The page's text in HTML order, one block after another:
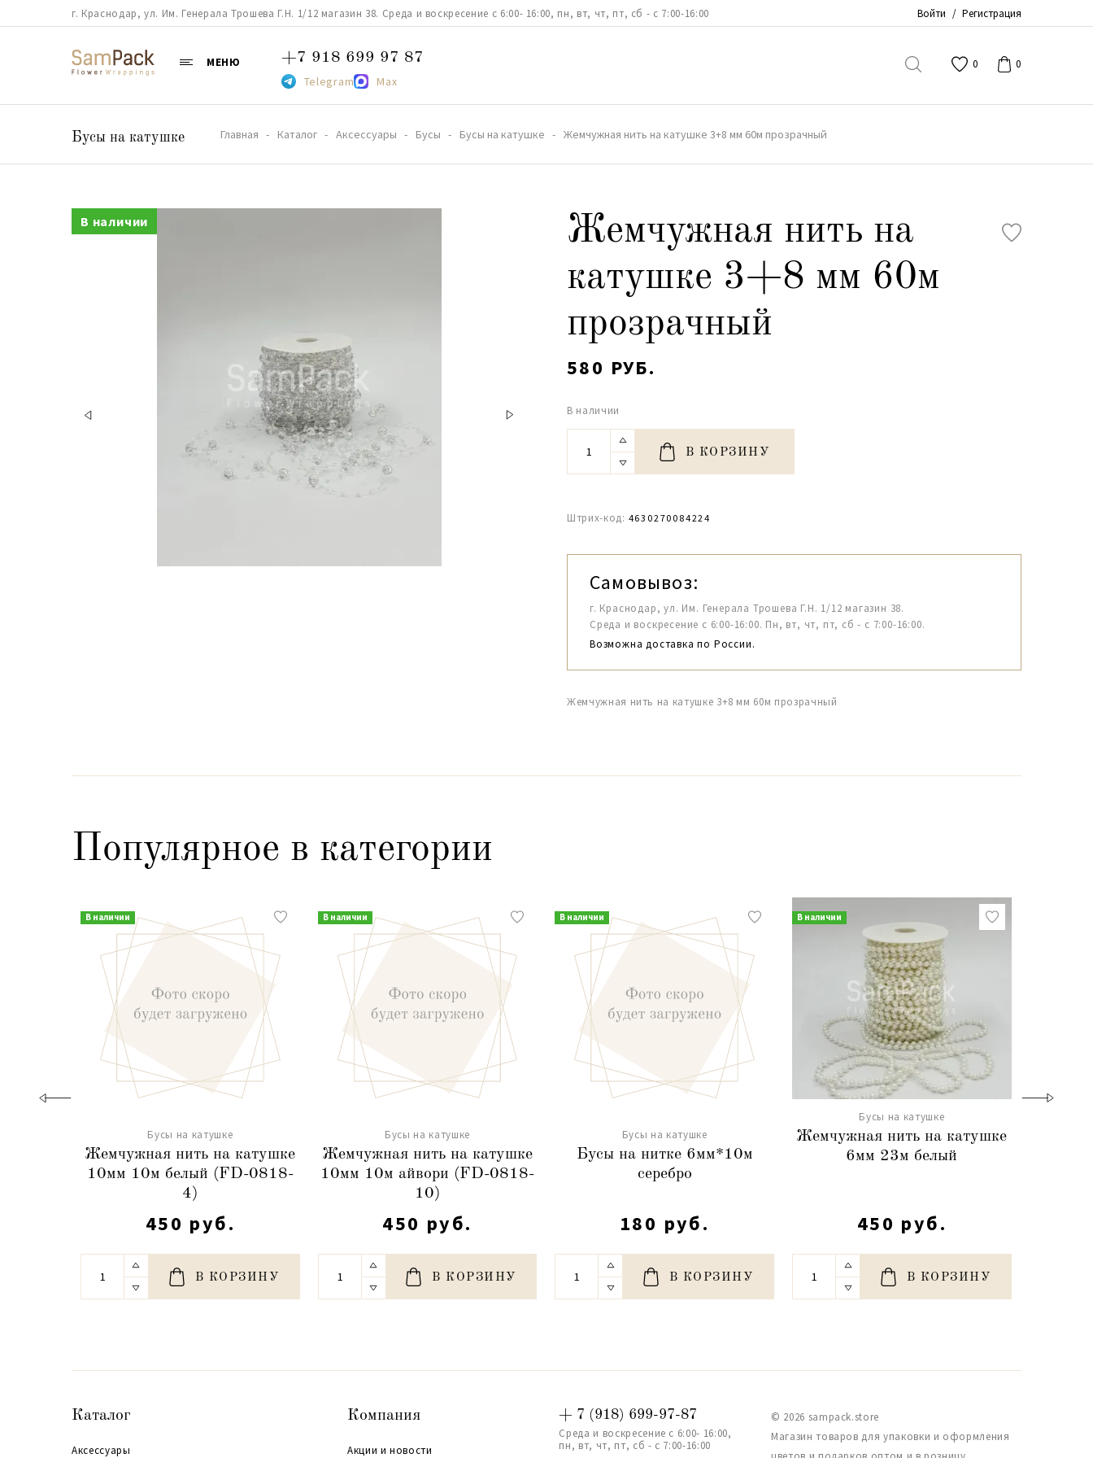
г. Краснодар, ул. Им. Генерала Трошева Г.Н. 1/12 магазин 38. Среда и воскресение с 6:00- 16:00, пн, вт, чт, пт, сб - с 7:00-16:00 Войти / Регистрация
МЕНЮ +7 918 699 97 87
Telegram Max
0 0
Бусы на катушке Главная Каталог Аксессуары Бусы Бусы на катушке Жемчужная нить на катушке 3+8 мм 60м прозрачный
В наличии
Жемчужная нить на
катушке 3+8 мм 60м
прозрачный
580 РУБ.
В наличии
В КОРЗИНУ
Штрих-код: 4630270084224
Самовывоз:
г. Краснодар, ул. Им. Генерала Трошева Г.Н. 1/12 магазин 38.
Среда и воскресение с 6:00-16:00. Пн, вт, чт, пт, сб - с 7:00-16:00.
Возможна доставка по России.
Жемчужная нить на катушке 3+8 мм 60м прозрачный
Популярное в категории
В наличии
Бусы на катушке
Жемчужная нить на катушке
10мм 10м белый (FD-0818-
4)
450 руб.
В КОРЗИНУ
В наличии
Бусы на катушке
Жемчужная нить на катушке
10мм 10м айвори (FD-0818-
10)
450 руб.
В КОРЗИНУ
В наличии
Бусы на катушке
Бусы на нитке 6мм*10м
серебро
180 руб.
В КОРЗИНУ
В наличии
Бусы на катушке
Жемчужная нить на катушке
6мм 23м белый
450 руб.
В КОРЗИНУ
Каталог
Аксессуары
Компания
Акции и новости
+ 7 (918) 699-97-87
Среда и воскресение с 6:00- 16:00,
пн, вт, чт, пт, сб - с 7:00-16:00
© 2026 sampack.store
Магазин товаров для упаковки и оформления